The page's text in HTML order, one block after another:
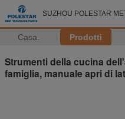
SUZHOU POLESTAR
Casa. Prodotti
Strumenti della cucina
famiglia, manuale apri di